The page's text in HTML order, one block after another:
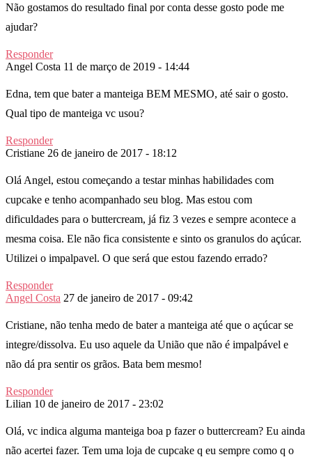
Não gostamos do resultado final por conta desse gosto pode me
ajudar?
Responder
Angel Costa 11 de março de 2019 - 14:44
Edna, tem que bater a manteiga BEM MESMO, até sair o gosto.
Qual tipo de manteiga vc usou?
Responder
Cristiane 26 de janeiro de 2017 - 18:12
Olá Angel, estou começando a testar minhas habilidades com
cupcake e tenho acompanhado seu blog. Mas estou com
dificuldades para o buttercream, já fiz 3 vezes e sempre acontece a
mesma coisa. Ele não fica consistente e sinto os granulos do açúcar.
Utilizei o impalpavel. O que será que estou fazendo errado?
Responder
Angel Costa 27 de janeiro de 2017 - 09:42
Cristiane, não tenha medo de bater a manteiga até que o açúcar se
integre/dissolva. Eu uso aquele da União que não é impalpável e
não dá pra sentir os grãos. Bata bem mesmo!
Responder
Lilian 10 de janeiro de 2017 - 23:02
Olá, vc indica alguma manteiga boa p fazer o buttercream? Eu ainda
não acertei fazer. Tem uma loja de cupcake q eu sempre como q o